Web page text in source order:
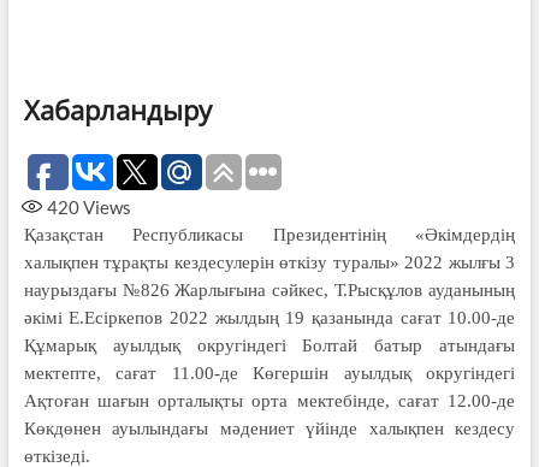
Хабарландыру
420Views
Қазақстан Республикасы Президентінің «Әкімдердің
халықпен тұрақты кездесулерін өткізу туралы» 2022 жылғы 3
наурыздағы №826 Жарлығына сәйкес, Т.Рысқұлов ауданының
әкімі Е.Есіркепов 2022 жылдың 19 қазанында сағат 10.00-де
Құмарық ауылдық округіндегі Болтай батыр атындағы
мектепте, сағат 11.00-де Көгершін ауылдық округіндегі
Ақтоған шағын орталықты орта мектебінде, сағат 12.00-де
Көкдөнен ауылындағы мәдениет үйінде халықпен кездесу
өткізеді.